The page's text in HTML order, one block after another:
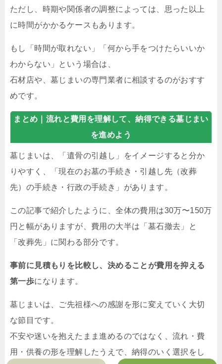
ただし、時期や関係者の調整によっては、思った以上
に時間がかかるケースもあります。
もし「時間が取れない」「何から手をつけたらいいか
わからない」という場合は、
石材店や、墓じまいの専門業者に相談するのがおすす
めです。
まとめ｜ 流れと費用を理解して、納得できる墓じまい
を進めよう
墓じまいは、「遺骨の引越し」をイメージすると分か
りやすく、「現在のお墓の手続き・引越し先（改葬
先）の手続き・行政の手続き」があります。
この記事で紹介したように、全体の費用は30万〜150万
円と幅がありますが、費用の大半は「墓石撤去」と
「改葬先」に関わる部分です。
事前に見積もりを比較し、決めることが費用を抑える
第一歩になります。
墓じまいは、ご先祖様への感謝を形に変えていく大切
な節目です。
不安や迷いを抱えたまま進めるのではなく、流れ・費
用・供養の形を理解したうえで、納得のいく選択をし